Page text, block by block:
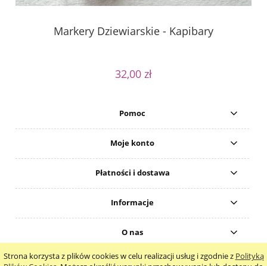
Strona korzysta z plików cookies w celu realizacji usług i zgodnie z Polityką
Markery Dziewiarskie - Kapibary
32,00 zł
Pomoc
Moje konto
Płatności i dostawa
Informacje
O nas